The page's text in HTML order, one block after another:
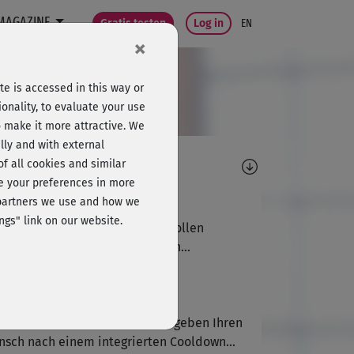
Gratis testen Log in EN
Helena von fitnessRAUM
wiederkehrenden Warm-ups sollen
und Sicherheit in den...
Dank für Ihr Feedback! Wir geben Ihren
nach einem integrierten Cooldown...
×
is accessed in this way or
to evaluate your use
it more attractive. We
and with external
all cookies and similar
your preferences in more
we use and how we
link on our website.